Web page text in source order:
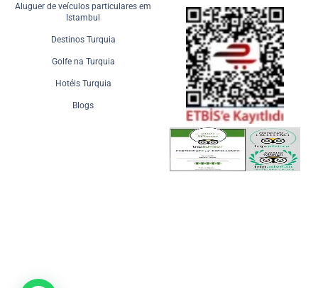
Aluguer de veículos particulares em
Istambul
Destinos Turquia
Golfe na Turquia
Hotéis Turquia
Blogs